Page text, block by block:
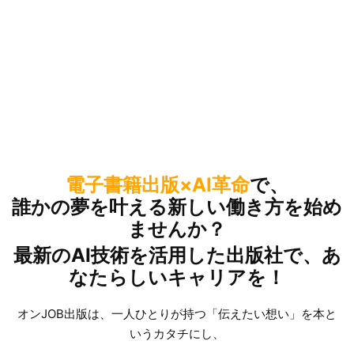
電子書籍出版×AI革命で、
誰かの夢を叶える新しい働き方を始め
ませんか？
最新のAI技術を活用した出版社で、あ
なたらしいキャリアを！
オンJOB出版は、一人ひとりが持つ「伝えたい想い」を本と
いうカタチにし、